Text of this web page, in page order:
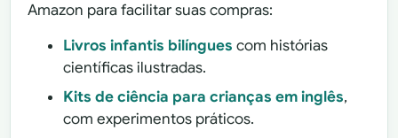
Amazon para facilitar suas compras:
Livros infantis bilíngues com histórias
científicas ilustradas.
Kits de ciência para crianças em inglês,
com experimentos práticos.